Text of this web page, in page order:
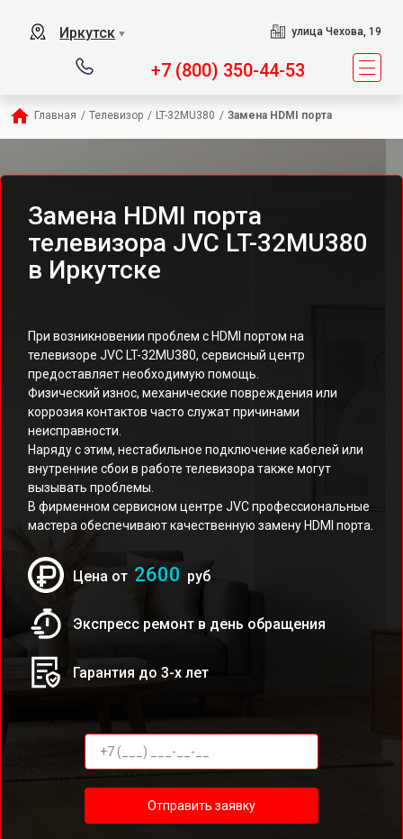
Иркутск ▼ улица Чехова, 19
+7 (800) 350-44-53
Главная / Телевизор / LT-32MU380 / Замена HDMI порта
Замена HDMI порта
телевизора JVC LT-32MU380
в Иркутске
При возникновении проблем с HDMI портом на
телевизоре JVC LT-32MU380, сервисный центр
предоставляет необходимую помощь.
Физический износ, механические повреждения или
коррозия контактов часто служат причинами
неисправности.
Наряду с этим, нестабильное подключение кабелей или
внутренние сбои в работе телевизора также могут
вызывать проблемы.
В фирменном сервисном центре JVC профессиональные
мастера обеспечивают качественную замену HDMI порта.
Цена от 2600 руб
Экспресс ремонт в день обращения
Гарантия до 3-х лет
Отправить заявку